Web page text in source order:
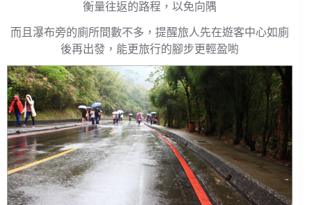
衡量往返的路程，以免向隅
而且瀑布旁的廁所間數不多，提醒旅人先在遊客中心如廁
後再出發，能更旅行的腳步更輕盈喲